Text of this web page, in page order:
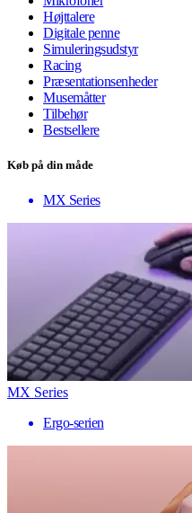
Højttalere
Digitale penne
Simuleringsudstyr
Racing
Præsentationsenheder
Musemåtter
Tilbehør
Bestsellere
Køb på din måde
MX Series
MX Series
Ergo-serien